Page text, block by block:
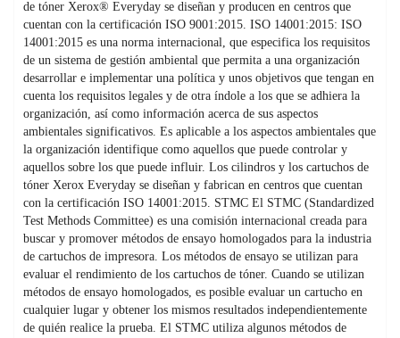
de tóner Xerox® Everyday se diseñan y producen en centros que
cuentan con la certificación ISO 9001:2015. ISO 14001:2015: ISO
14001:2015 es una norma internacional, que especifica los requisitos
de un sistema de gestión ambiental que permita a una organización
desarrollar e implementar una política y unos objetivos que tengan en
cuenta los requisitos legales y de otra índole a los que se adhiera la
organización, así como información acerca de sus aspectos
ambientales significativos. Es aplicable a los aspectos ambientales que
la organización identifique como aquellos que puede controlar y
aquellos sobre los que puede influir. Los cilindros y los cartuchos de
tóner Xerox Everyday se diseñan y fabrican en centros que cuentan
con la certificación ISO 14001:2015. STMC El STMC (Standardized
Test Methods Committee) es una comisión internacional creada para
buscar y promover métodos de ensayo homologados para la industria
de cartuchos de impresora. Los métodos de ensayo se utilizan para
evaluar el rendimiento de los cartuchos de tóner. Cuando se utilizan
métodos de ensayo homologados, es posible evaluar un cartucho en
cualquier lugar y obtener los mismos resultados independientemente
de quién realice la prueba. El STMC utiliza algunos métodos de